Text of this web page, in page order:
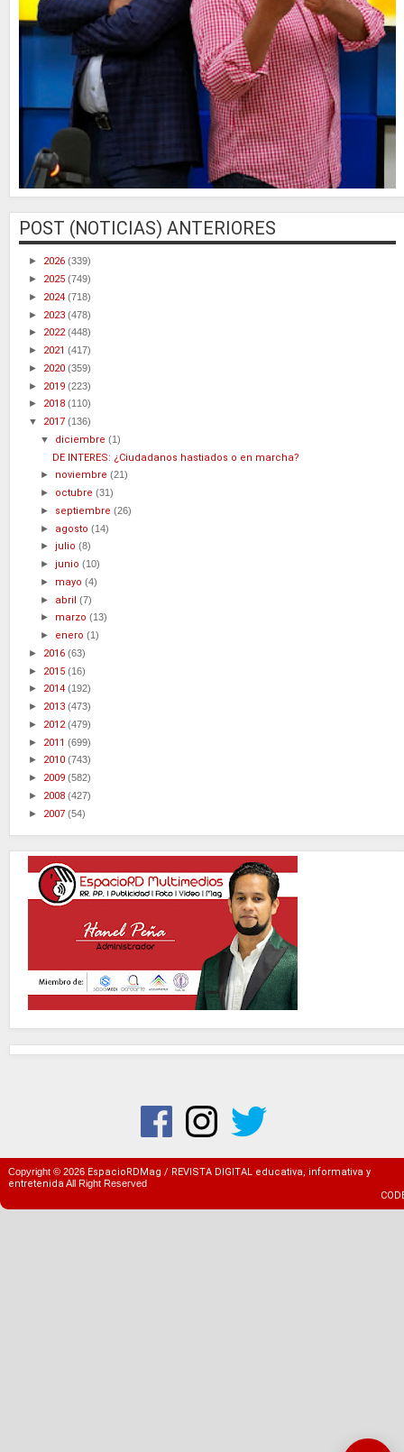
POST (NOTICIAS) ANTERIORES
► 2026 (339)
► 2025 (749)
► 2024 (718)
► 2023 (478)
► 2022(448)
► 2021 (417)
► 2020 (359)
► 2019 (223)
► 2018 (110)
▼ 2017 (136)
▼ diciembre(1)
DE INTERES: ¿Ciudadanos hastiados o en marcha?
► noviembre(21)
► octubre(31)
► septiembre(26)
► agosto(14)
►julio(8)
►junio(10)
► mayo(4)
► abril(7)
► marzo(13)
► enero(1)
► 2016 (63)
► 2015 (16)
► 2014 (192)
► 2013 (473)
► 2012(479)
► 2011 (699)
► 2010 (743)
► 2009 (582)
► 2008 (427)
► 2007 (54)
Copyright © 2026 EspacioRDMag / REVISTA DIGITAL educativa, informativa y
entretenidaAll Right Reserved